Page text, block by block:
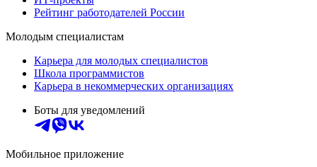
Рейтинг работодателей России
Молодым специалистам
Карьера для молодых специалистов
Школа программистов
Карьера в некоммерческих организациях
Боты для уведомлений
Мобильное приложение